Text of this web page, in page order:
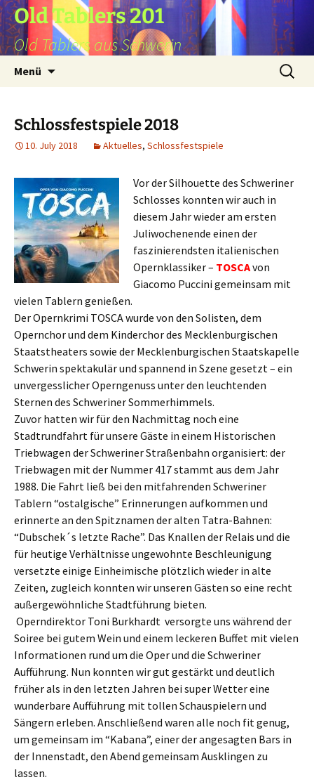
Zum
Inhalt
springen
Old Tablers 201
Old Tablers aus Schwerin
Menü
Search
for:
Schlossfestspiele 2018
10. July 2018 Aktuelles, Schlossfestspiele
Vor der Silhouette des Schweriner
Schlosses konnten wir auch in
diesem Jahr wieder am ersten
Juliwochenende einen der
faszinierendsten italienischen
Opernklassiker – TOSCAvon
Giacomo Puccini gemeinsam mit
vielen Tablern genießen.
Der Opernkrimi TOSCA wurde von den Solisten, dem
Opernchor und dem Kinderchor des Mecklenburgischen
Staatstheaters sowie der Mecklenburgischen Staatskapelle
Schwerin spektakulär und spannend in Szene gesetzt – ein
unvergesslicherOperngenuss unter den leuchtenden
Sternen des Schweriner Sommerhimmels.
Zuvor hatten wir für den Nachmittag noch eine
Stadtrundfahrt für unsere Gäste in einem Historischen
Triebwagen der Schweriner Straßenbahn organisiert: der
Triebwagen mit der Nummer 417 stammt aus dem Jahr
1988. Die Fahrt ließ bei den mitfahrenden Schweriner
Tablern “ostalgische” Erinnerungen aufkommen und
erinnerte an den Spitznamen der alten Tatra-Bahnen:
“Dubschek´s letzte Rache”. Das Knallen der Relais und die
für heutige Verhältnisse ungewohnte Beschleunigung
versetzte einige Einheimische plötzlich wieder in alte
Zeiten, zugleich konnten wir unseren Gästen so eine recht
außergewöhnliche Stadtführung bieten.
Operndirektor Toni Burkhardt versorgte uns während der
Soiree bei gutem Wein und einem leckeren Buffet mit vielen
Informationen rund um die Oper und die Schweriner
Aufführung. Nun konnten wir gut gestärkt und deutlich
früher als in den letzten Jahren bei super Wetter eine
wunderbare Aufführung mit tollen Schauspielern und
Sängern erleben. Anschließend waren alle noch fit genug,
um gemeinsam im “Kabana”, einer der angesagten Bars in
der Innenstadt, den Abend gemeinsam Ausklingen zu
lassen.